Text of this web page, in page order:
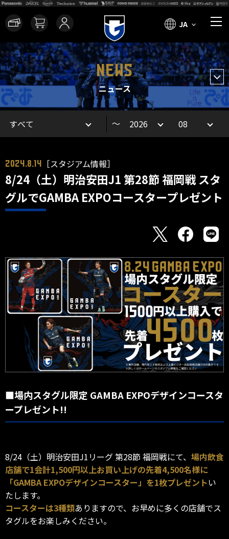
JA
NEWS
ニュース
～
2024.8.14 ［スタジアム情報］
8/24（土）明治安田J1 第28節 福岡戦 スタ
グルでGAMBA EXPOコースタープレゼント
■場内スタグル限定 GAMBA EXPOデザインコースタ
ープレゼント!!
8/24（土）明治安田J1リーグ 第28節 福岡戦にて、 場内飲食
店舗で1会計1,500円以上お買い上げの先着4,500名様に
「GAMBA EXPOデザインコースター」を1枚プレゼントい
たします。
コースターは3種類ありますので、お早めに多くの店舗でス
タグルをお楽しみください。